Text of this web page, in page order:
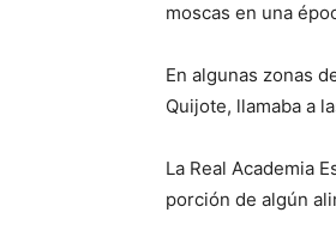
moscas en una
En algunas zonas
Quijote, llamaba a
La Real Academia
porción de algún